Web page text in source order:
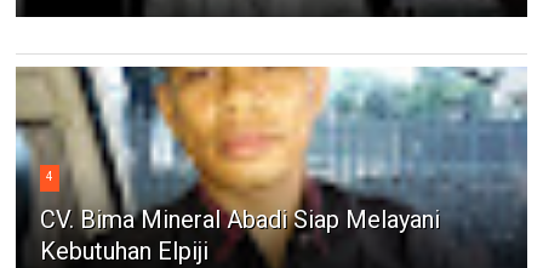
4
CV. Bima Mineral Abadi Siap Melayani
Kebutuhan Elpiji